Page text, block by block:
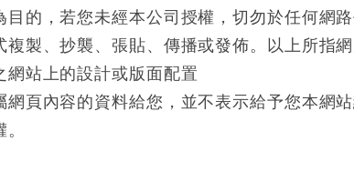
的，若您未經本公司授權，切勿於任何網
製、抄襲、張貼、傳播或發佈。以上所指
站上的設計或版面配置
頁內容的資料給您，並不表示給予您本網站